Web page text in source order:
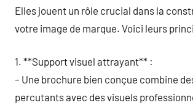
Elles jouent un rôle crucial dans la
votre image de marque. Voici leurs
1. **Support visuel attrayant** :
– Une brochure bien conçue combine
percutants avec des visuels